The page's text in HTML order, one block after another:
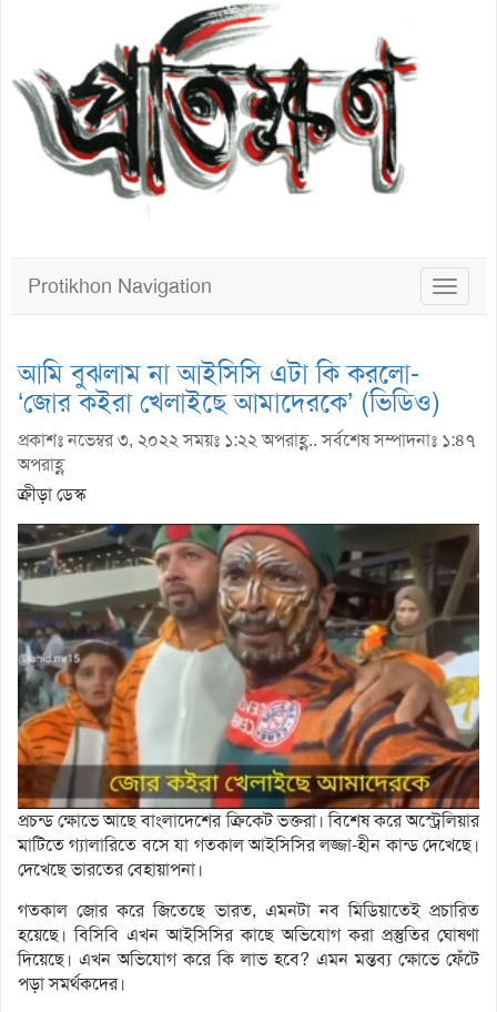
Toggle
Protikhon Navigation
আমি বুঝলাম না আইসিসি এটা কি করলো-
‘জোর কইরা খেলাইছে আমাদেরকে’ (ভিডিও)
প্রকাশঃ নভেম্বর ৩, ২০২২ সময়ঃ ১:২২ অপরাহ্ণ.. সর্বশেষ সম্পাদনাঃ ১:৪৭
অপরাহ্ণ
ক্রীড়া ডেস্ক
প্রচন্ড ক্ষোভে আছে বাংলাদেশের ক্রিকেট ভক্তরা। বিশেষ করে অস্ট্রেলিয়ার
মাটিতে গ্যালারিতে বসে যা গতকাল আইসিসির লজ্জা-হীন কান্ড দেখেছে।
দেখেছে ভারতের বেহায়াপনা।
গতকাল জোর করে জিতেছে ভারত, এমনটা নব মিডিয়াতেই প্রচারিত
হয়েছে। বিসিবি এখন আইসিসির কাছে অভিযোগ করা প্রস্তুতির ঘোষণা
দিয়েছে। এখন অভিযোগ করে কি লাভ হবে? এমন মন্তব্য ক্ষোভে ফেঁটে
পড়া সমর্থকদের।